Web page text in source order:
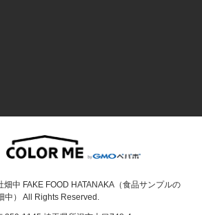
中 FAKE FOOD HATANAKA（食品サンプルの
中） All Rights Reserved.